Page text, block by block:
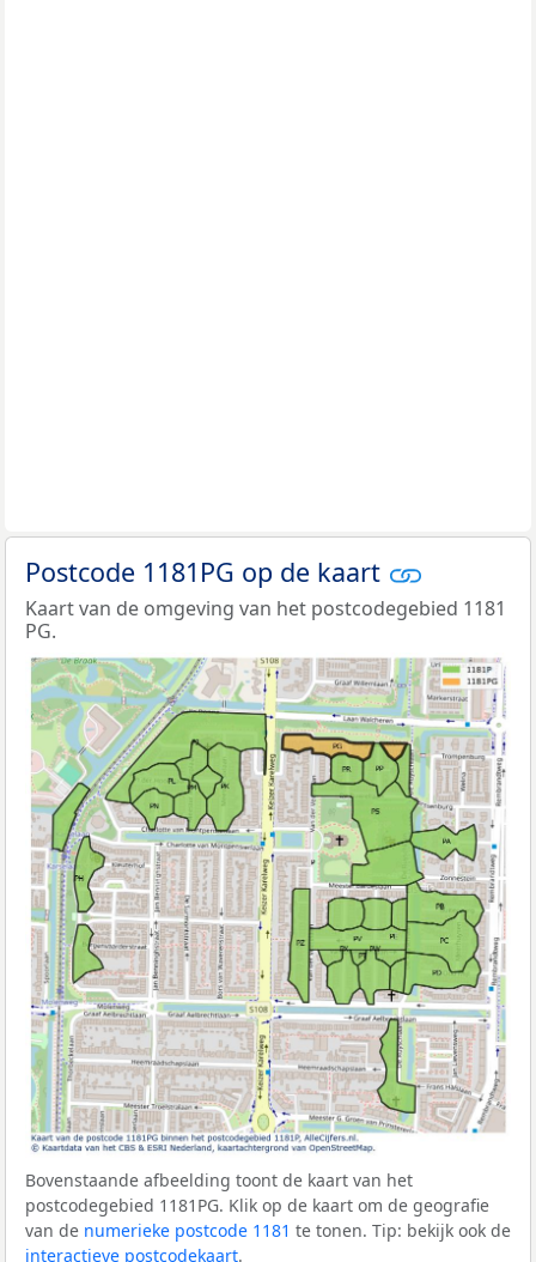
Postcode 1181PG op de kaart
Kaart van de omgeving van het postcodegebied 1181
PG.
Bovenstaande afbeelding toont de kaart van het
postcodegebied 1181PG. Klik op de kaart om de geografie
van de numerieke postcode 1181 te tonen. Tip: bekijk ook de
interactieve postcodekaart.